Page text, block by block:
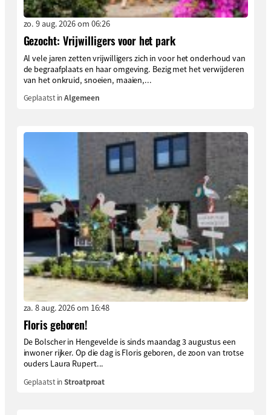
zo. 9 aug. 2026 om 06:26
Gezocht: Vrijwilligers voor het park
Al vele jaren zetten vrijwilligers zich in voor het onderhoud van
de begraafplaats en haar omgeving. Bezig met het verwijderen
van het onkruid, snoeien, maaien,...
Geplaatst inAlgemeen
za. 8 aug. 2026 om 16:48
Floris geboren!
De Bolscher in Hengevelde is sinds maandag 3 augustus een
inwoner rijker. Op die dag is Floris geboren, de zoon van trotse
ouders Laura Rupert...
Geplaatst inStroatproat